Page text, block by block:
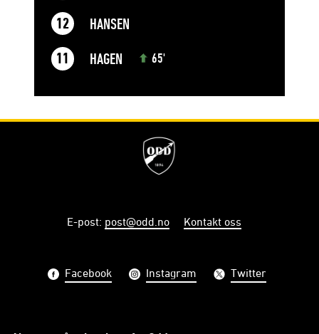
12 HANSEN
11 HAGEN 65'
E-post: post@odd.no Kontakt oss
Facebook Instagram Twitter